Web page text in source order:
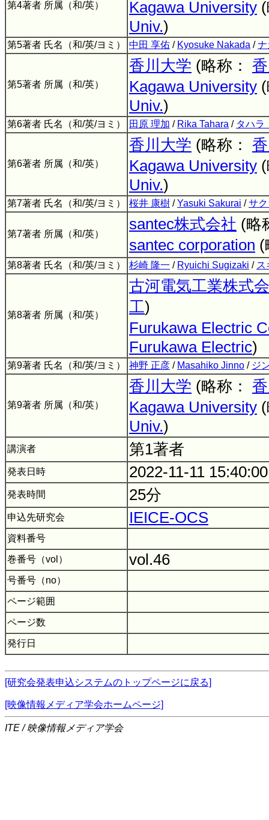
第4著者 所属（和/英） Kagawa University
Univ.)
第5著者 氏名（和/英/ヨミ） 中田 享佑 / Kyosuke Nakada /ナ
第5著者 所属（和/英）
香川大学 (略称：
Kagawa University
Univ.)
第6著者 氏名（和/英/ヨミ） 田原 理加 / Rika Tahara / タハラ
第6著者 所属（和/英）
香川大学 (略称：
Kagawa University
Univ.)
第7著者 氏名（和/英/ヨミ） 桜井 康樹 /Yasuki Sakurai /サ
第7著者 所属（和/英）
santec株式会社 (略
santec corporation (
第8著者 氏名（和/英/ヨミ） 杉崎 隆一 / Ryuichi Sugizaki / ス
第8著者 所属（和/英）
古河電気工業株式
工)
Furukawa Electric
Furukawa Electric)
第9著者 氏名（和/英/ヨミ） 神野 正彦 / Masahiko Jinno / ジ
第9著者 所属（和/英）
香川大学 (略称：
Kagawa University
Univ.)
講演者 第1著者
発表日時 2022-11-11
発表時間 25分
申込先研究会 IEICE-OCS
資料番号
巻番号（vol） vol.46
号番号（no）
ページ範囲
ページ数
発行日
[研究会発表申込システムのトップページに戻る]
[映像情報メディア学会ホームページ]
ITE / 映像情報メディア学会